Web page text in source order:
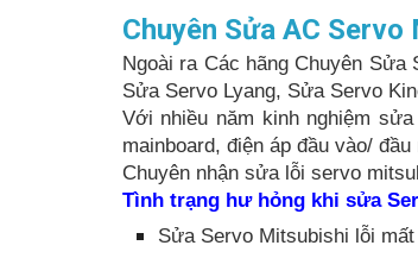
Chuyên Sửa AC
Ngoài ra Các hãng Chuyên
Sửa Servo Lyang, Sửa Servo
Với nhiều năm kinh nghiệm
mainboard, điện áp đầu vào/
Chuyên nhận sửa lỗi servo
Tình trạng hư hỏng khi sửa
Sửa Servo Mitsubishi lỗi mất